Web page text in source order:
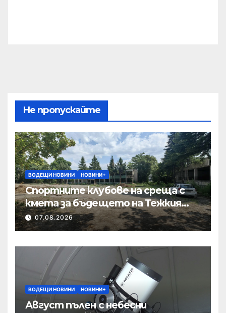
Не пропускайте
ВОДЕЩИ НОВИНИ НОВИНИ+
Спортните клубове на среща с
кмета за бъдещето на Тежкия
полк
07.08.2026
ВОДЕЩИ НОВИНИ НОВИНИ+
Август пълен с небесни